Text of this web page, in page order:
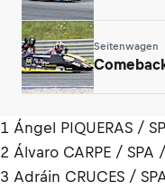
Seitenwagen
1 Ángel PIQUERAS /
2 Álvaro CARPE / SPA
3 Adráin CRUCES /